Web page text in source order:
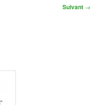
Suivant →